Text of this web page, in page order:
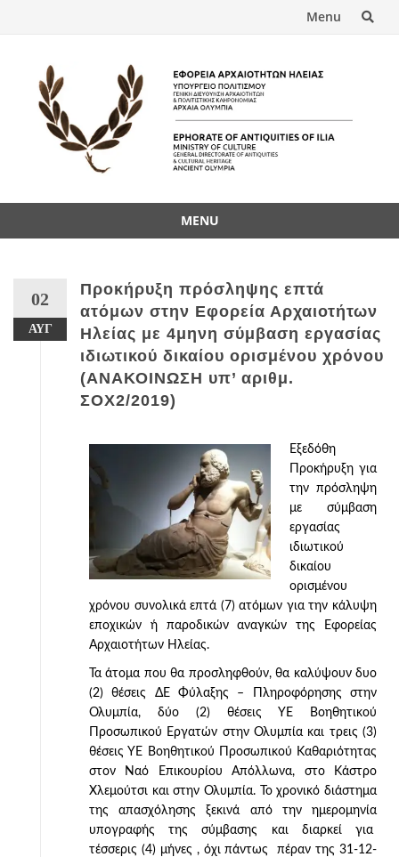
Menu
MENU
02
ΑΥΓ
Προκήρυξη πρόσληψης επτά
ατόμων στην Εφορεία Αρχαιοτήτων
Ηλείας με 4μηνη σύμβαση εργασίας
ιδιωτικού δικαίου ορισμένου χρόνου
(ΑΝΑΚΟΙΝΩΣΗ υπ’ αριθμ.
ΣΟΧ2/2019)
Εξεδόθη
Προκήρυξη για
την πρόσληψη
με σύμβαση
εργασίας
ιδιωτικού
δικαίου
ορισμένου
χρόνου συνολικά επτά (7) ατόμων για την κάλυψη
εποχικών ή παροδικών αναγκών της Εφορείας
Αρχαιοτήτων Ηλείας.
Τα άτομα που θα προσληφθούν, θα καλύψουν δυο
(2) θέσεις ΔΕ Φύλαξης – Πληροφόρησης στην
Ολυμπία, δύο (2) θέσεις ΥΕ Βοηθητικού
Προσωπικού Εργατών στην Ολυμπία και τρεις (3)
θέσεις ΥΕ Βοηθητικού Προσωπικού Καθαριότητας
στον Ναό Επικουρίου Απόλλωνα, στο Κάστρο
Χλεμούτσι και στην Ολυμπία. Το χρονικό διάστημα
της απασχόλησης ξεκινά από την ημερομηνία
υπογραφής της σύμβασης και διαρκεί για
τέσσερις (4) μήνες , όχι πάντως πέραν της 31-12-